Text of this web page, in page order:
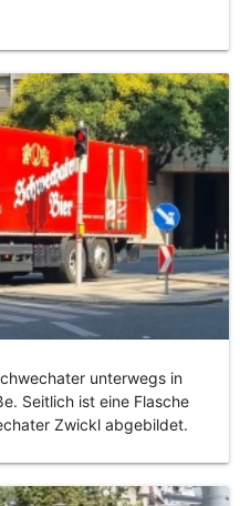
unterwegs in
Seitlich ist eine Flasche
Zwickl abgebildet.